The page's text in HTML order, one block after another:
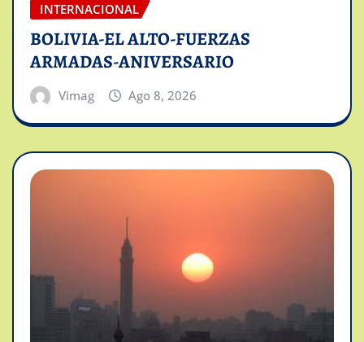
INTERNACIONAL
BOLIVIA-EL ALTO-FUERZAS
ARMADAS-ANIVERSARIO
Vimag Ago 8, 2026